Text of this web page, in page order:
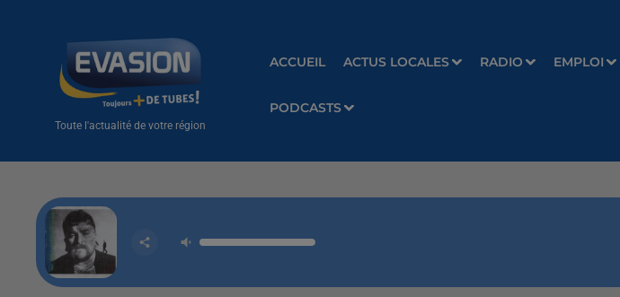
Toute l'actualité de votre région
ACCUEIL ACTUS LOCALES RADIO EMPLOI
PODCASTS